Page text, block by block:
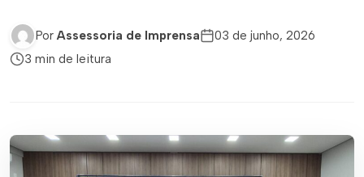
Por Assessoria de Imprensa
03 de junho, 2026
3 min de leitura